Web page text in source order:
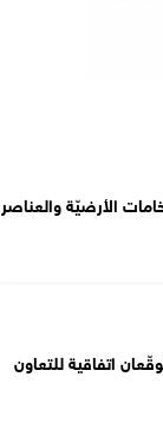
الأرضيّة والعناصر
اتفاقية للتعاون